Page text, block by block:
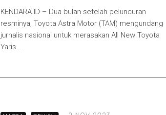
KENDARA.ID – Dua bulan setelah peluncuran
resminya, Toyota Astra Motor (TAM) mengundang
jurnalis nasional untuk merasakan All New Toyota
Yaris...